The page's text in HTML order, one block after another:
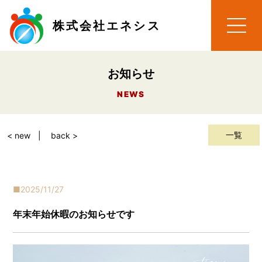
株式会社エネシス
お知らせ
NEWS
一覧
< new back >
2025/11/27
年末年始休暇のお知らせです